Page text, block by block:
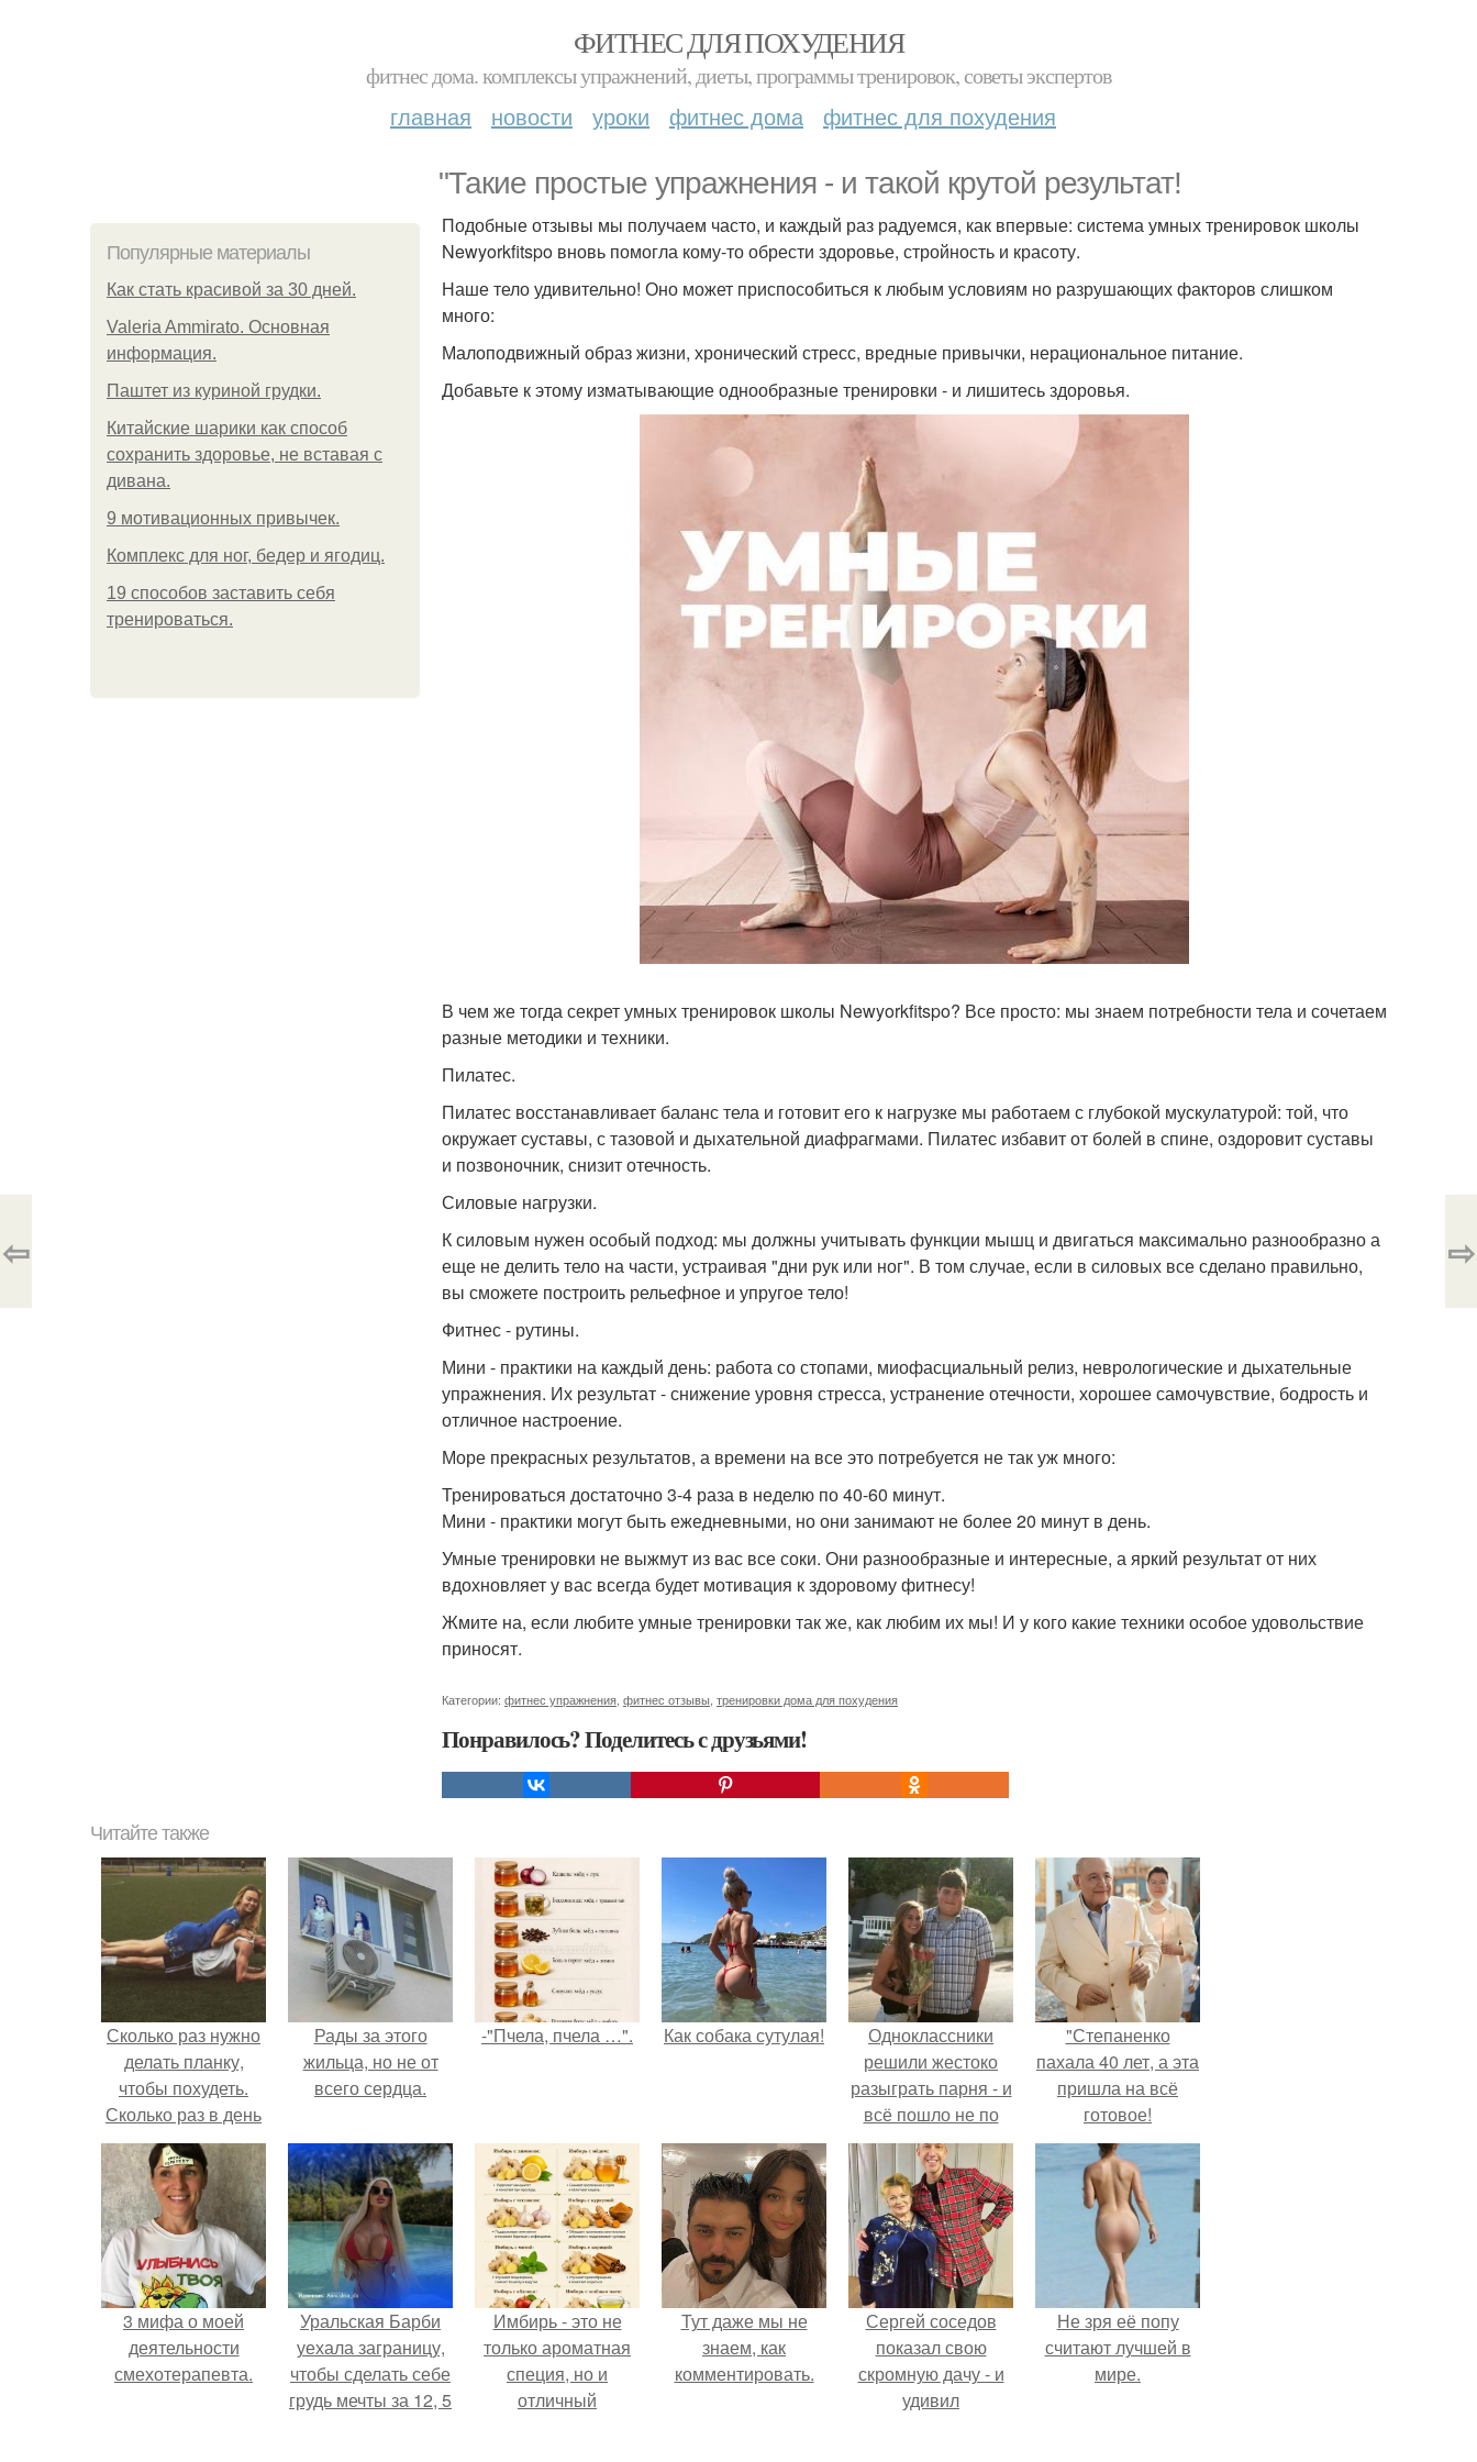
ФИТНЕС ДЛЯ ПОХУДЕНИЯ
фитнес дома. комплексы упражнений, диеты, программы тренировок, советы экспертов
главная новости уроки фитнес дома фитнес для похудения
"Такие простые упражнения - и такой крутой результат!
Популярные материалы
Как стать красивой за 30 дней.
Valeria Ammirato. Основная
информация.
Паштет из куриной грудки.
Китайские шарики как способ
сохранить здоровье, не вставая с
дивана.
9 мотивационных привычек.
Комплекс для ног, бедер и ягодиц.
19 способов заставить себя
тренироваться.
Подобные отзывы мы получаем часто, и каждый раз радуемся, как впервые: система умных тренировок школы
Newyorkfitspo вновь помогла кому-то обрести здоровье, стройность и красоту.
Наше тело удивительно! Оно может приспособиться к любым условиям но разрушающих факторов слишком
много:
Малоподвижный образ жизни, хронический стресс, вредные привычки, нерациональное питание.
Добавьте к этому изматывающие однообразные тренировки - и лишитесь здоровья.
В чем же тогда секрет умных тренировок школы Newyorkfitspo? Все просто: мы знаем потребности тела и сочетаем
разные методики и техники.
Пилатес.
Пилатес восстанавливает баланс тела и готовит его к нагрузке мы работаем с глубокой мускулатурой: той, что
окружает суставы, с тазовой и дыхательной диафрагмами. Пилатес избавит от болей в спине, оздоровит суставы
и позвоночник, снизит отечность.
Силовые нагрузки.
К силовым нужен особый подход: мы должны учитывать функции мышц и двигаться максимально разнообразно а
еще не делить тело на части, устраивая "дни рук или ног". В том случае, если в силовых все сделано правильно,
вы сможете построить рельефное и упругое тело!
Фитнес - рутины.
Мини - практики на каждый день: работа со стопами, миофасциальный релиз, неврологические и дыхательные
упражнения. Их результат - снижение уровня стресса, устранение отечности, хорошее самочувствие, бодрость и
отличное настроение.
Море прекрасных результатов, а времени на все это потребуется не так уж много:
Тренироваться достаточно 3-4 раза в неделю по 40-60 минут.
Мини - практики могут быть ежедневными, но они занимают не более 20 минут в день.
Умные тренировки не выжмут из вас все соки. Они разнообразные и интересные, а яркий результат от них
вдохновляет у вас всегда будет мотивация к здоровому фитнесу!
Жмите на, если любите умные тренировки так же, как любим их мы! И у кого какие техники особое удовольствие
приносят.
Категории: фитнес упражнения фитнес отзывы тренировки дома для похудения
Понравилось? Поделитесь с друзьями!
⇦ ⇨
Читайте также
Сколько раз нужно
делать планку,
чтобы похудеть.
Сколько раз в день
делать планку —,
чтобы был
результат для
похудения
Рады за этого
жильца, но не от
всего сердца.
-"Пчела, пчела …". Как собака сутулая!
Одноклассники
решили жестоко
разыграть парня - и
всё пошло не по
плану.
"Степаненко
пахала 40 лет, а эта
пришла на всё
готовое!
3 мифа о моей
деятельности
смехотерапевта.
Уральская Барби
уехала заграницу,
чтобы сделать себе
грудь мечты за 12, 5
Имбирь - это не
только ароматная
специя, но и
отличный
Тут даже мы не
знаем, как
комментировать.
Сергей соседов
показал свою
скромную дачу - и
удивил
Не зря её попу
считают лучшей в
мире.